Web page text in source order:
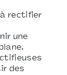
rectifier
une
des